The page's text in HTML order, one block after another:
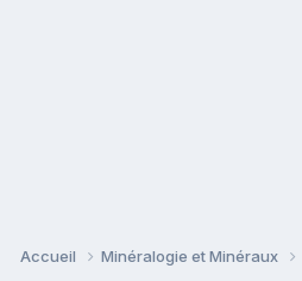
Accueil Minéralogie et Minéraux